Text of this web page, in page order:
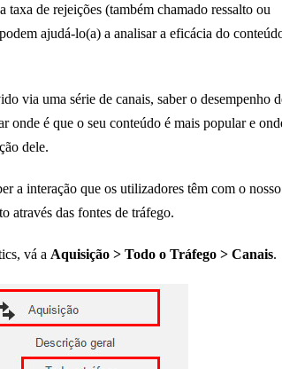
taxa de rejeições (também chamado ressalto ou
ajudá-lo(a) a analisar a eficácia do
via uma série de canais, saber o desempenho
onde é que o seu conteúdo é mais popular e
dele.
a interação que os utilizadores têm com o nosso
através das fontes de tráfego.
vá a Aquisição > Todo o Tráfego > Canais.